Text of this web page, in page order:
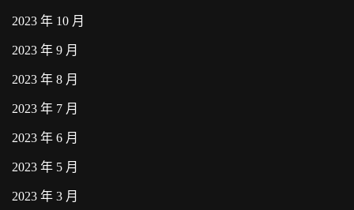
2023 年 10 月
2023 年 9 月
2023 年 8 月
2023 年 7 月
2023 年 6 月
2023 年 5 月
2023 年 3 月